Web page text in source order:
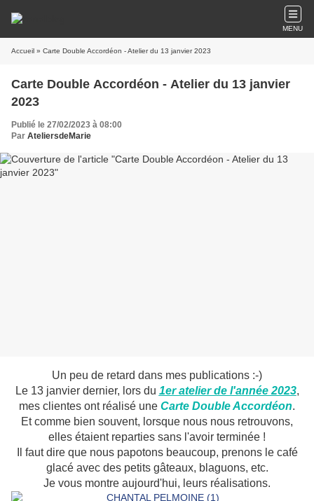
MENU
Accueil » Carte Double Accordéon - Atelier du 13 janvier 2023
Carte Double Accordéon - Atelier du 13 janvier
2023
Publié le 27/02/2023 à 08:00
Par AteliersdeMarie
Un peu de retard dans mes publications :-)
Le 13 janvier dernier, lors du 1er atelier de l'année 2023,
mes clientes ont réalisé une Carte Double Accordéon.
Et comme bien souvent, lorsque nous nous retrouvons,
elles étaient reparties sans l'avoir terminée !
Il faut dire que nous papotons beaucoup, prenons le café
glacé avec des petits gâteaux, blaguons, etc.
Je vous montre aujourd'hui, leurs réalisations.